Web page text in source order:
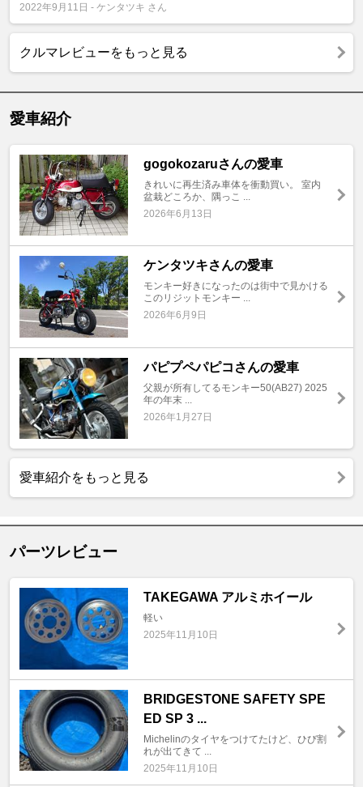
2022年9月11日 - ケンタツキ さん
クルマレビューをもっと見る
愛車紹介
gogokozaruさんの愛車
きれいに再生済み車体を衝動買い。 室内
盆栽どころか、隅っこ ...
2026年6月13日
ケンタツキさんの愛車
モンキー好きになったのは街中で見かける
このリジットモンキー ...
2026年6月9日
パピプペパピコさんの愛車
父親が所有してるモンキー50(AB27) 2025
年の年末 ...
2026年1月27日
愛車紹介をもっと見る
パーツレビュー
TAKEGAWA アルミホイール
軽い
2025年11月10日
BRIDGESTONE SAFETY SPE
ED SP 3 ...
Michelinのタイヤをつけてたけど、ひび割
れが出てきて ...
2025年11月10日